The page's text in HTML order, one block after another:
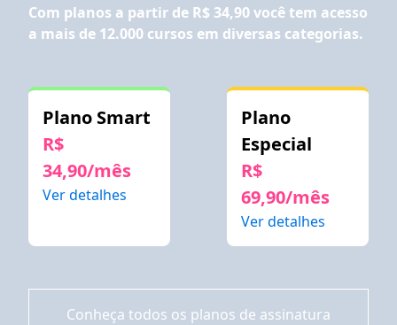
Com planos a partir de R$ 34,90você tem acesso
a mais de 12.000 cursos em diversas categorias.
Plano Smart
R$
34,90/mês
Ver detalhes
Plano
Especial
R$
69,90/mês
Ver detalhes
Conheça todos os planos de assinatura